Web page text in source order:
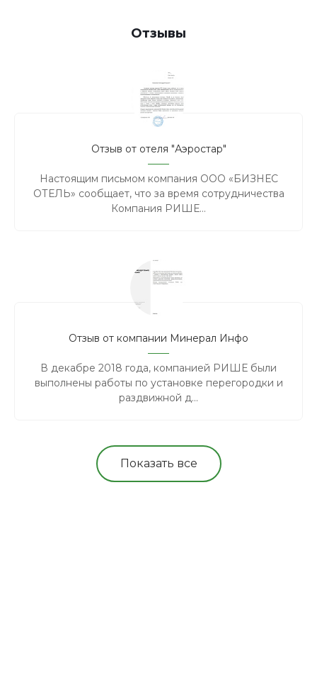
Отзывы
Отзыв от отеля "Аэростар"
Настоящим письмом компания ООО «БИЗНЕС
ОТЕЛЬ» сообщает, что за время сотрудничества
Компания РИШЕ...
Отзыв от компании Минерал Инфо
В декабре 2018 года, компанией РИШЕ были
выполнены работы по установке перегородки и
раздвижной д...
Показать все